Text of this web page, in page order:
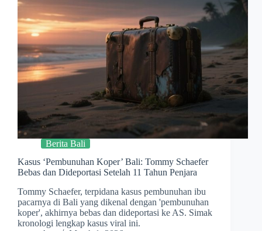
Berita Bali
Kasus ‘Pembunuhan Koper’ Bali: Tommy Schaefer
Bebas dan Dideportasi Setelah 11 Tahun Penjara
Tommy Schaefer, terpidana kasus pembunuhan ibu
pacarnya di Bali yang dikenal dengan 'pembunuhan
koper', akhirnya bebas dan dideportasi ke AS. Simak
kronologi lengkap kasus viral ini.